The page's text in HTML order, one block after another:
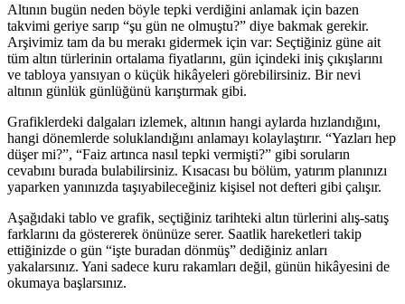
Altının bugün neden böyle tepki verdiğini anlamak için bazen
takvimi geriye sarıp “şu gün ne olmuştu?” diye bakmak gerekir.
Arşivimiz tam da bu merakı gidermek için var: Seçtiğiniz güne ait
tüm altın türlerinin ortalama fiyatlarını, gün içindeki iniş çıkışlarını
ve tabloya yansıyan o küçük hikâyeleri görebilirsiniz. Bir nevi
altının günlük günlüğünü karıştırmak gibi.
Grafiklerdeki dalgaları izlemek, altının hangi aylarda hızlandığını,
hangi dönemlerde soluklandığını anlamayı kolaylaştırır. “Yazları hep
düşer mi?”, “Faiz artınca nasıl tepki vermişti?” gibi soruların
cevabını burada bulabilirsiniz. Kısacası bu bölüm, yatırım planınızı
yaparken yanınızda taşıyabileceğiniz kişisel not defteri gibi çalışır.
Aşağıdaki tablo ve grafik, seçtiğiniz tarihteki altın türlerini alış-satış
farklarını da göstererek önünüze serer. Saatlik hareketleri takip
ettiğinizde o gün “işte buradan dönmüş” dediğiniz anları
yakalarsınız. Yani sadece kuru rakamları değil, günün hikâyesini de
okumaya başlarsınız.